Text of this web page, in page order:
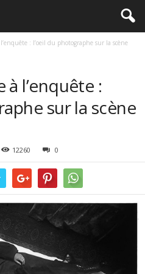
: l’oeil du photographe sur la scène
à l’enquête :
sur la scène
12260 0